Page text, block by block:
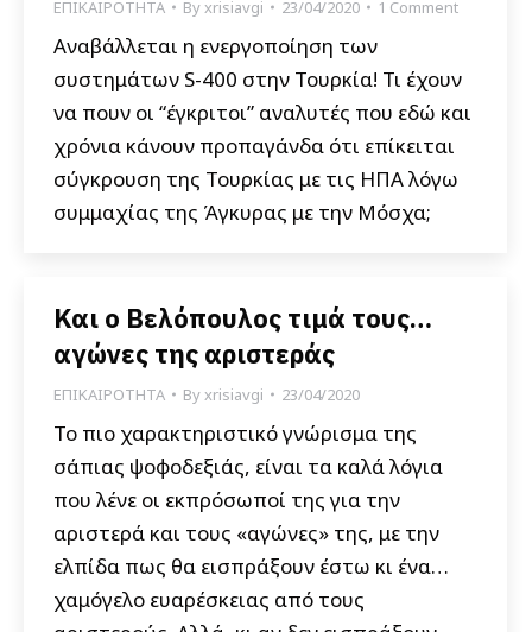
ΕΠΙΚΑΙΡΟΤΗΤΑ Byxrisiavgi 23/04/2020 1 Comment
Αναβάλλεται η ενεργοποίηση των
συστημάτων S-400 στην Τουρκία! Τι έχουν
να πουν οι “έγκριτοι” αναλυτές που εδώ και
χρόνια κάνουν προπαγάνδα ότι επίκειται
σύγκρουση της Τουρκίας με τις ΗΠΑ λόγω
συμμαχίας της Άγκυρας με την Μόσχα;
Και ο Βελόπουλος τιμά τους…
αγώνες της αριστεράς
ΕΠΙΚΑΙΡΟΤΗΤΑ Byxrisiavgi 23/04/2020
Το πιο χαρακτηριστικό γνώρισμα της
σάπιας ψοφοδεξιάς, είναι τα καλά λόγια
που λένε οι εκπρόσωποί της για την
αριστερά και τους «αγώνες» της, με την
ελπίδα πως θα εισπράξουν έστω κι ένα…
χαμόγελο ευαρέσκειας από τους